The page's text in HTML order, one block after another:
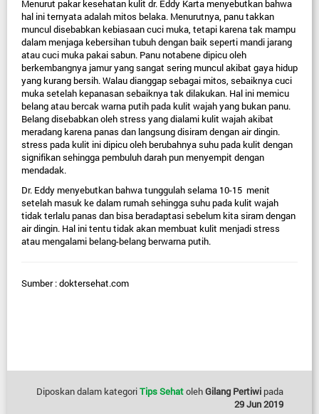
Menurut pakar kesehatan kulit dr. Eddy Karta menyebutkan bahwa
hal ini ternyata adalah mitos belaka. Menurutnya, panu takkan
muncul disebabkan kebiasaan cuci muka, tetapi karena tak mampu
dalam menjaga kebersihan tubuh dengan baik seperti mandi jarang
atau cuci muka pakai sabun. Panu notabene dipicu oleh
berkembangnya jamur yang sangat sering muncul akibat gaya hidup
yang kurang bersih. Walau dianggap sebagai mitos, sebaiknya cuci
muka setelah kepanasan sebaiknya tak dilakukan. Hal ini memicu
belang atau bercak warna putih pada kulit wajah yang bukan panu.
Belang disebabkan oleh stress yang dialami kulit wajah akibat
meradang karena panas dan langsung disiram dengan air dingin.
stress pada kulit ini dipicu oleh berubahnya suhu pada kulit dengan
signifikan sehingga pembuluh darah pun menyempit dengan
mendadak.
Dr. Eddy menyebutkan bahwa tunggulah selama 10-15  menit
setelah masuk ke dalam rumah sehingga suhu pada kulit wajah
tidak terlalu panas dan bisa beradaptasi sebelum kita siram dengan
air dingin. Hal ini tentu tidak akan membuat kulit menjadi stress
atau mengalami belang-belang berwarna putih.
Sumber : doktersehat.com
Diposkan dalam kategoriTips SehatolehGilang Pertiwi pada
29 Jun 2019